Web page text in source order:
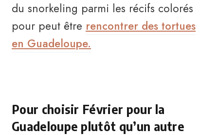
du snorkeling parmi les récifs colorés
pour peut être rencontrer des tortues
en Guadeloupe.
Pour choisir Février pour la
Guadeloupe plutôt qu’un autre